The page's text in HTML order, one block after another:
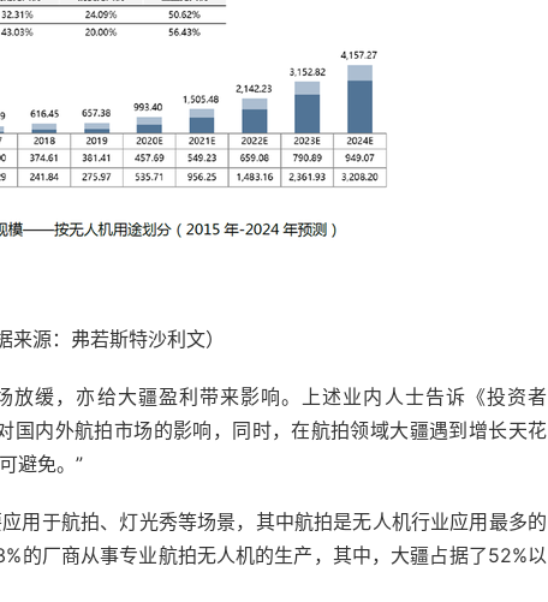
来源：弗若斯特沙利文）
放缓，亦给大疆盈利带来影响。上述业内人士告诉《投资者
国内外航拍市场的影响，同时，在航拍领域大疆遇到增长天花
避免。”
用于航拍、灯光秀等场景，其中航拍是无人机行业应用最多的
的厂商从事专业航拍无人机的生产，其中，大疆占据了52%以